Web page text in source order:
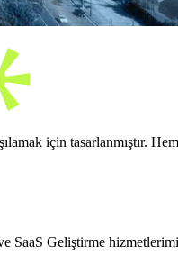
için tasarlanmıştır.
Geliştirme